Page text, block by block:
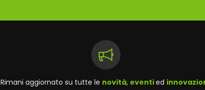
Rimani aggiornato su tutte le novità, eventied